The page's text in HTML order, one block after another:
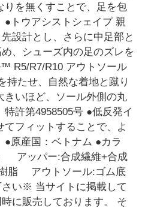
りを無くすことで、足を包
●トウアシストシェイプ 親
設計とし、さらに中足部と
、シューズ内の足のズレを
R5/R7/R10 アウトソール
持たせ、自然な着地と蹴り
いほど、ソール外側の丸
許第4958505号 ●低反発イ
フィットすることで、よ
●原産国：ベトナム ●カラ
アッパー:合成繊維+合成
脂 アウトソール:ゴム底
い※ 当サイトに掲載して
に販売しております。 そ